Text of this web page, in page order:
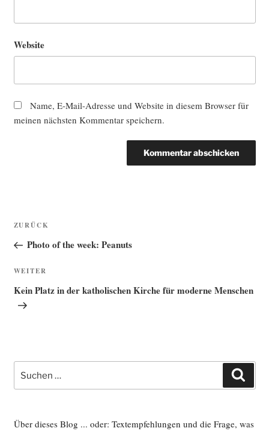
Website
Name, E-Mail-Adresse und Website in diesem Browser für
meinen nächsten Kommentar speichern.
Beitragsnavigation
Vorheriger
Beitrag
ZURÜCK
Photo of the week: Peanuts
Nächster
Beitrag
WEITER
Kein Platz in der katholischen Kirche für moderne Menschen
nach:
Über dieses Blog ... oder: Textempfehlungen und die Frage, was